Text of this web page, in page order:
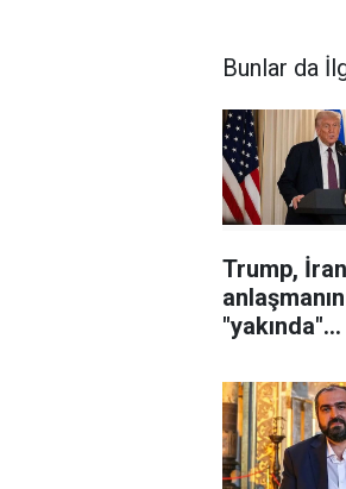
Bunlar da
Trump,
anlaşmanın
"yakında"
söyledi